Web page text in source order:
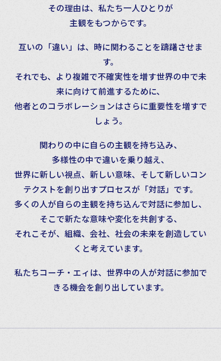
その理由は、私たち一人ひとりが
主観をもつからです。
互いの「違い」は、時に関わることを躊躇させま
す。
それでも、より複雑で不確実性を増す世界の中で未
来に向けて前進するために、
他者とのコラボレーションはさらに重要性を増すで
しょう。
関わりの中に自らの主観を持ち込み、
多様性の中で違いを乗り越え、
世界に新しい視点、新しい意味、そして新しいコン
テクストを創り出すプロセスが「対話」です。
多くの人が自らの主観を持ち込んで対話に参加し、
そこで新たな意味や変化を共創する、
それこそが、組織、会社、社会の未来を創造してい
くと考えています。
私たちコーチ・エィは、世界中の人が対話に参加で
きる機会を創り出しています。